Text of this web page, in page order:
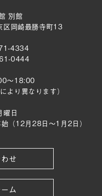
別館
岡崎最勝寺町13
4334
0444
～18:00
より異なります）
曜日
（12月28日〜1月2日）
せ
ム